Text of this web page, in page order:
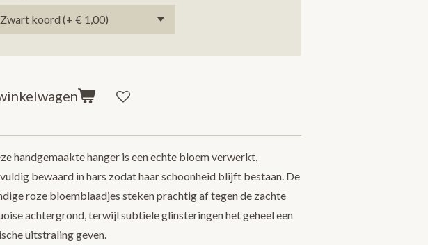
handgemaakte hanger is een echte bloem verwerkt,
bewaard in hars zodat haar schoonheid blijft bestaan. De
roze bloemblaadjes steken prachtig af tegen de zachte
achtergrond, terwijl subtiele glinsteringen het geheel een
uitstraling geven.